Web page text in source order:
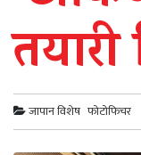
तयारी
जापान विशेष फोटोफिचर